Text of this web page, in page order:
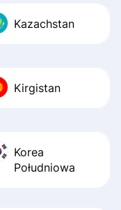
Kazachstan
Kirgistan
Korea
Południowa